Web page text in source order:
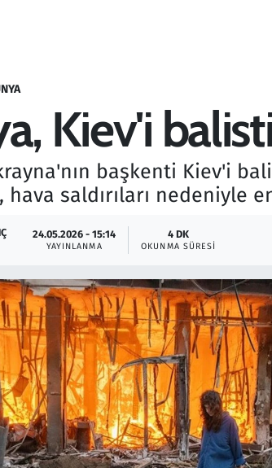
Kiev'i
başkenti Kiev'i
hava saldırıları nedeniyle
24.05.2026 - 15:14
YAYINLANMA
4 DK
OKUNMA SÜRESI